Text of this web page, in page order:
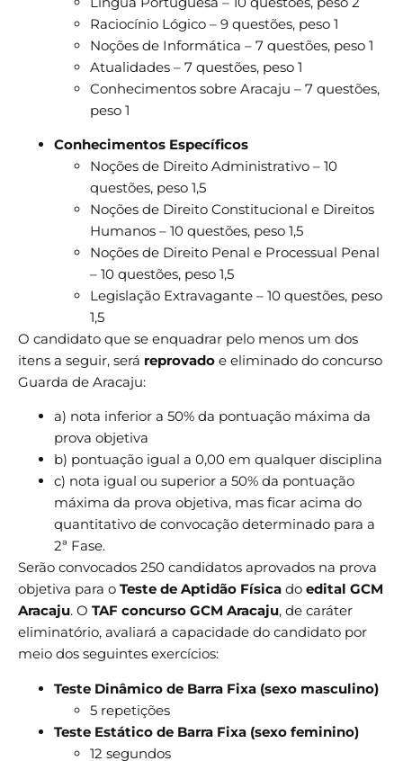
Raciocínio Lógico – 9 questões, peso 1
Noções de Informática – 7 questões, peso 1
Atualidades – 7 questões, peso 1
Conhecimentos sobre Aracaju – 7 questões,
peso 1
Conhecimentos Específicos
Noções de Direito Administrativo – 10
questões, peso 1,5
Noções de Direito Constitucional e Direitos
Humanos – 10 questões, peso 1,5
Noções de Direito Penal e Processual Penal
– 10 questões, peso 1,5
Legislação Extravagante – 10 questões, peso
1,5
O candidato que se enquadrar pelo menos um dos
itens a seguir, será reprovado e eliminado do concurso
Guarda de Aracaju:
a) nota inferior a 50% da pontuação máxima da
prova objetiva
b) pontuação igual a 0,00 em qualquer disciplina
c) nota igual ou superior a 50% da pontuação
máxima da prova objetiva, mas ficar acima do
quantitativo de convocação determinado para a
2ª Fase.
Serão convocados 250 candidatos aprovados na prova
objetiva para o Teste de Aptidão Física do edital GCM
Aracaju. O TAF concurso GCM Aracaju, de caráter
eliminatório, avaliará a capacidade do candidato por
meio dos seguintes exercícios:
Teste Dinâmico de Barra Fixa (sexo masculino)
5 repetições
Teste Estático de Barra Fixa (sexo feminino)
12 segundos